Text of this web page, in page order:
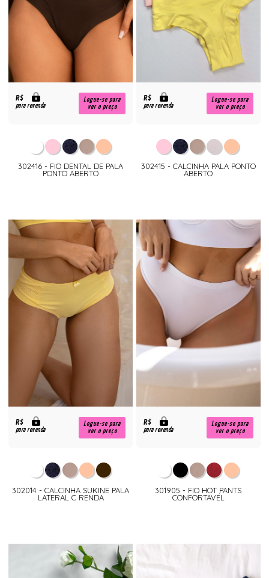
R$
para revenda
Logue-se para
ver o preço
302416 - FIO DENTAL DE PALA
PONTO ABERTO
R$
para revenda
Logue-se para
ver o preço
302415 - CALCINHA PALA PONTO
ABERTO
R$
para revenda
Logue-se para
ver o preço
302014 - CALCINHA SUKINE PALA
LATERAL C RENDA
R$
para revenda
Logue-se para
ver o preço
301905 - FIO HOT PANTS
CONFORTAVÉL